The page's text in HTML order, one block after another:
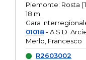
Piemonte: Rosta
18 m
Gara
01018- A.S.D.
Merlo, Francesco
R2603002